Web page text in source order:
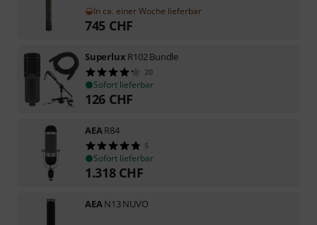
In ca. einer Woche lieferbar
745 CHF
Superlux R102 Bundle
20
Sofort lieferbar
126 CHF
AEAR84
5
Sofort lieferbar
1.318 CHF
AEAN13 NUVO